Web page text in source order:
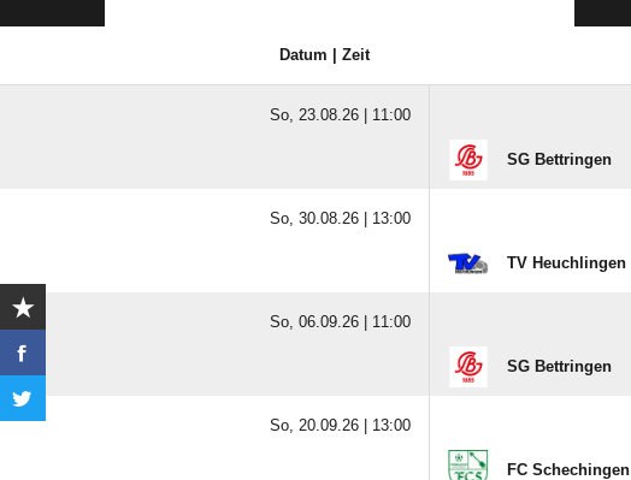
Datum | Zeit
So, 23.08.26 | 11:00
SG Bettringen
So, 30.08.26 | 13:00
TV Heuchlingen
So, 06.09.26 | 11:00
SG Bettringen
So, 20.09.26 | 13:00
FC Schechingen